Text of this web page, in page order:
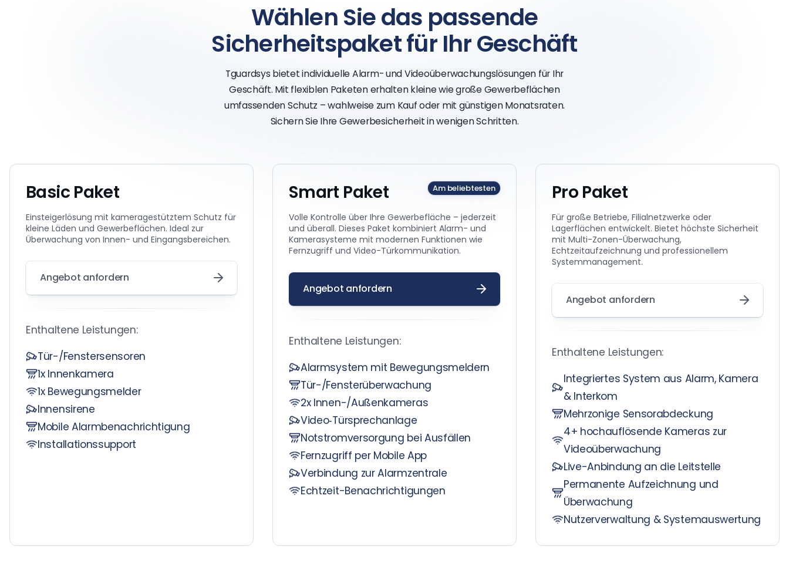
Wählen Sie das passende
Sicherheitspaket für Ihr Geschäft
Tguardsys bietet individuelle Alarm- und Videoüberwachungslösungen für Ihr
Geschäft. Mit flexiblen Paketen erhalten kleine wie große Gewerbeflächen
umfassenden Schutz – wahlweise zum Kauf oder mit günstigen Monatsraten.
Sichern Sie Ihre Gewerbesicherheit in wenigen Schritten.
Basic Paket
Einsteigerlösung mit kameragestütztem Schutz für
kleine Läden und Gewerbeflächen. Ideal zur
Überwachung von Innen- und Eingangsbereichen.
Angebot anfordern
Enthaltene Leistungen:
Tür-/Fenstersensoren
1x Innenkamera
1x Bewegungsmelder
Innensirene
Mobile Alarmbenachrichtigung
Installationssupport
Smart Paket Am beliebtesten
Volle Kontrolle über Ihre Gewerbefläche – jederzeit
und überall. Dieses Paket kombiniert Alarm- und
Kamerasysteme mit modernen Funktionen wie
Fernzugriff und Video-Türkommunikation.
Angebot anfordern
Enthaltene Leistungen:
Alarmsystem mit Bewegungsmeldern
Tür-/Fensterüberwachung
2x Innen-/Außenkameras
Video‑Türsprechanlage
Notstromversorgung bei Ausfällen
Fernzugriff per Mobile App
Verbindung zur Alarmzentrale
Echtzeit-Benachrichtigungen
Pro Paket
Für große Betriebe, Filialnetzwerke oder
Lagerflächen entwickelt. Bietet höchste Sicherheit
mit Multi-Zonen-Überwachung,
Echtzeitaufzeichnung und professionellem
Systemmanagement.
Angebot anfordern
Enthaltene Leistungen:
Integriertes System aus Alarm, Kamera
& Interkom
Mehrzonige Sensorabdeckung
4+ hochauflösende Kameras zur
Videoüberwachung
Live-Anbindung an die Leitstelle
Permanente Aufzeichnung und
Überwachung
Nutzerverwaltung & Systemauswertung